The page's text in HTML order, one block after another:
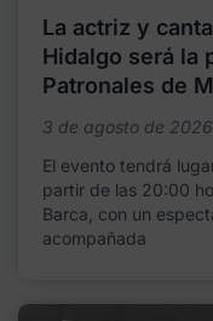
La actriz y
Hidalgo será la
Patronales de
3 de agosto de 2026
El evento tendrá
partir de las 20:00
Barca, con un
acompañada